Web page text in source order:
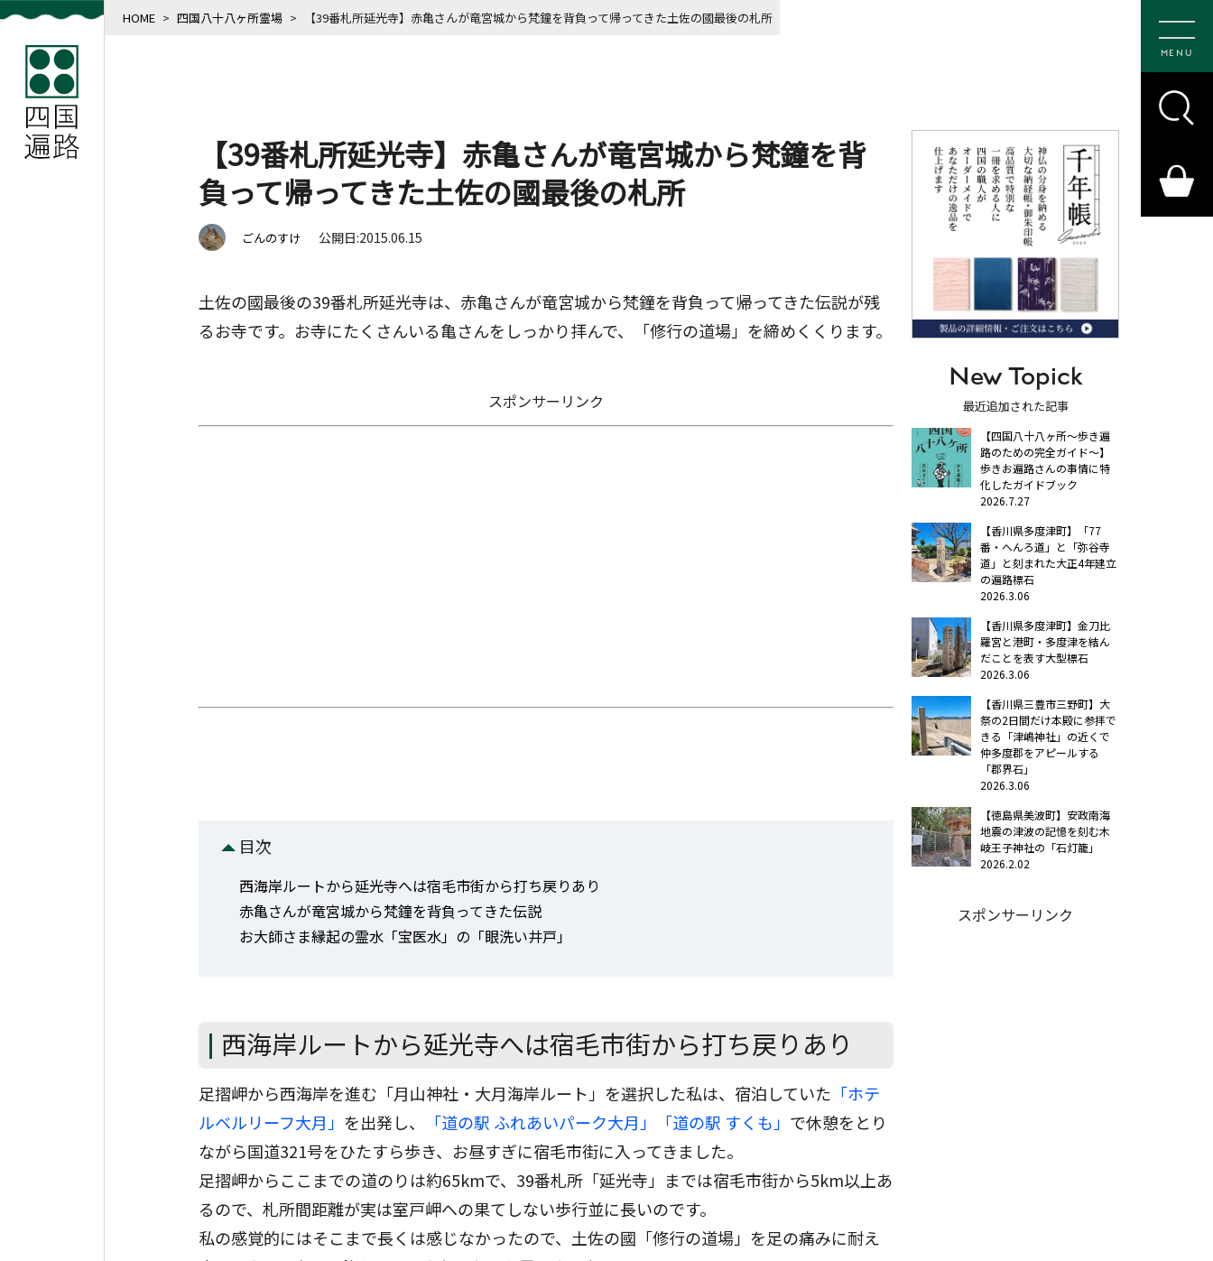
MENU
HOME > 四国八十八ヶ所霊場 > 【39番札所延光寺】赤亀さんが竜宮城から梵鐘を背負って帰ってきた土佐の國最後の札所
【39番札所延光寺】赤亀さんが竜宮城から梵鐘を背
負って帰ってきた土佐の國最後の札所
ごんのすけ 公開日:2015.06.15
土佐の國最後の39番札所延光寺は、赤亀さんが竜宮城から梵鐘を背負って帰ってきた伝説が残
るお寺です。お寺にたくさんいる亀さんをしっかり拝んで、「修行の道場」を締めくくります。
スポンサーリンク
目次
西海岸ルートから延光寺へは宿毛市街から打ち戻りあり
赤亀さんが竜宮城から梵鐘を背負ってきた伝説
お大師さま縁起の霊水「宝医水」の「眼洗い井戸」
西海岸ルートから延光寺へは宿毛市街から打ち戻りあり
足摺岬から西海岸を進む「月山神社・大月海岸ルート」を選択した私は、宿泊していた 「ホテ
ルベルリーフ大月」 を出発し、 「道の駅 ふれあいパーク大月」「道の駅 すくも」 で休憩をとり
ながら国道321号をひたすら歩き、お昼すぎに宿毛市街に入ってきました。
足摺岬からここまでの道のりは約65kmで、39番札所「延光寺」までは宿毛市街から5km以上あ
るので、札所間距離が実は室戸岬への果てしない歩行並に長いのです。
私の感覚的にはそこまで長くは感じなかったので、土佐の國「修行の道場」を足の痛みに耐え
New Topick
最近追加された記事
【四国八十八ヶ所～歩き遍
路のための完全ガイド～】
歩きお遍路さんの事情に特
化したガイドブック
2026.7.27
【香川県多度津町】「77
番・へんろ道」と「弥谷寺
道」と刻まれた大正4年建立
の遍路標石
2026.3.06
【香川県多度津町】金刀比
羅宮と港町・多度津を結ん
だことを表す大型標石
2026.3.06
【香川県三豊市三野町】大
祭の2日間だけ本殿に参拝で
きる「津嶋神社」の近くで
仲多度郡をアピールする
「郡界石」
2026.3.06
【徳島県美波町】安政南海
地震の津波の記憶を刻む木
岐王子神社の「石灯籠」
2026.2.02
スポンサーリンク